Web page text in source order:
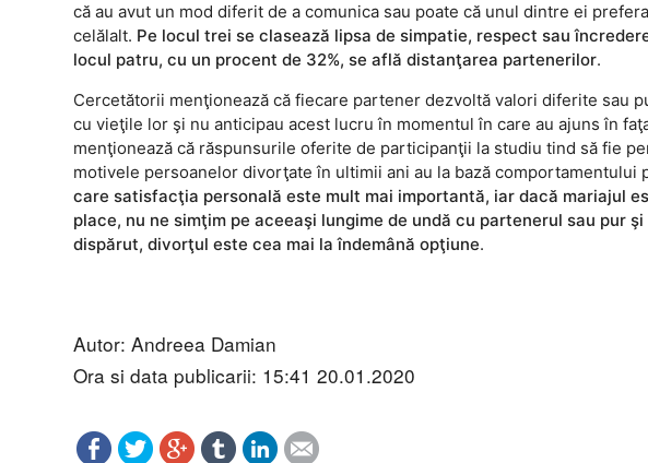
că au avut un mod diferit de a comunica sau poate că unul dintre ei
celălalt. Pe locul trei se clasează lipsa de simpatie, respect sau
locul patru, cu un procent de 32%, se află distanţarea partenerilor.
Cercetătorii menţionează că fiecare partener dezvoltă valori diferite sau
cu vieţile lor şi nu anticipau acest lucru în momentul în care au ajuns în
menţionează că răspunsurile oferite de participanţii la studiu tind să fie
motivele persoanelor divorţate în ultimii ani au la bază comportamentului
care satisfacţia personală este mult mai importantă, iar dacă mariajul
place, nu ne simţim pe aceeaşi lungime de undă cu partenerul sau pur
dispărut, divorţul este cea mai la îndemână opţiune.
Autor: Andreea Damian
Ora si data publicarii: 15:41 20.01.2020